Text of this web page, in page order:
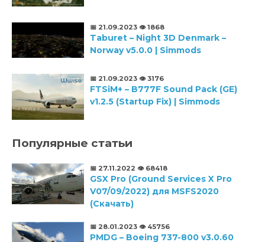
📅 21.09.2023 👁️ 1868
Taburet – Night 3D Denmark –
Norway v5.0.0 | Simmods
📅 21.09.2023 👁️ 3176
FTSiM+ – B777F Sound Pack (GE)
v1.2.5 (Startup Fix) | Simmods
Популярные статьи
📅 27.11.2022 👁️ 68418
GSX Pro (Ground Services X Pro
V07/09/2022) для MSFS2020
(Скачать)
📅 28.01.2023 👁️ 45756
PMDG – Boeing 737-800 v3.0.60